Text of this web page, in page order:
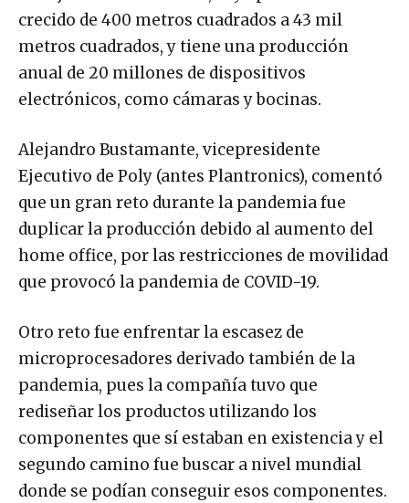
crecido de 400 metros cuadrados a 43 mil
metros cuadrados, y tiene una producción
anual de 20 millones de dispositivos
electrónicos, como cámaras y bocinas.
Alejandro Bustamante, vicepresidente
Ejecutivo de Poly (antes Plantronics), comentó
que un gran reto durante la pandemia fue
duplicar la producción debido al aumento del
home office, por las restricciones de movilidad
que provocó la pandemia de COVID-19.
Otro reto fue enfrentar la escasez de
microprocesadores derivado también de la
pandemia, pues la compañía tuvo que
rediseñar los productos utilizando los
componentes que sí estaban en existencia y el
segundo camino fue buscar a nivel mundial
donde se podían conseguir esos componentes.